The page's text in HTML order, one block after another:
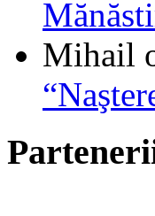
Mihail